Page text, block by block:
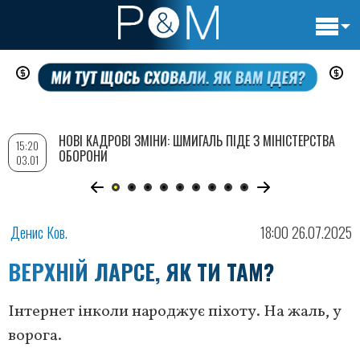
Перейти
до
вмісту
Денис Ков. 18:00 26.07.2025
ВЕРХНІЙ ЛАРСЕ, ЯК ТИ ТАМ?
Інтернет інколи народжує піхоту. На жаль, у
ворога.
15:20
03.01
НОВІ КАДРОВІ ЗМІНИ: ШМИГАЛЬ ПІДЕ З МІНІСТЕРСТВА
ОБОРОНИ